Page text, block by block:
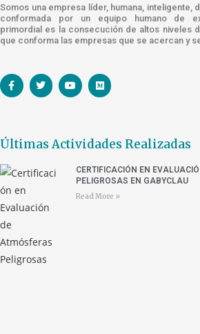
Somos una empresa líder, humana, inteligente,
conformada por un equipo humano de
primordial es la consecución de altos niveles
que conforma las empresas que se acercan y
Últimas Actividades Realizadas
CERTIFICACIÓN EN
PELIGROSAS EN GABYCLAU
Read More »